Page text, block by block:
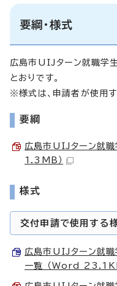
要綱・様式
広島市UIJターン就職学
とおりです。
※様式は、申請者が使用す
要綱
広島市UIJターン就
1.3MB）
様式
交付申請で使用する
広島市UIJターン就職
一覧 （Word